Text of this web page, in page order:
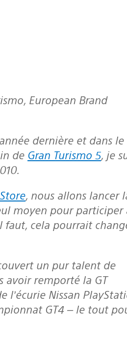
European Brand
dernière et dans le
de Gran Turismo 5, je
, nous allons lancer
moyen pour participer
faut, cela pourrait
avoir remporté la GT
l’écurie Nissan
GT4 – le tout